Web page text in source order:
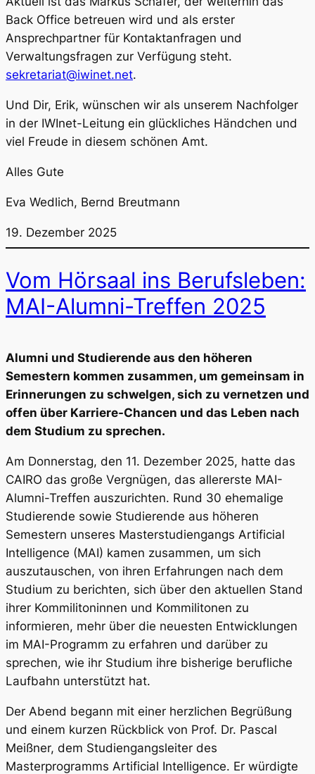
Back Office betreuen wird und als erster
Ansprechpartner für Kontaktanfragen und
Verwaltungsfragen zur Verfügung steht.
sekretariat@iwinet.net.
Und Dir, Erik, wünschen wir als unserem Nachfolger
in der IWInet-Leitung ein glückliches Händchen und
viel Freude in diesem schönen Amt.
Alles Gute
Eva Wedlich, Bernd Breutmann
19. Dezember 2025
Vom Hörsaal ins Berufsleben:
MAI-Alumni-Treffen 2025
Alumni und Studierende aus den höheren
Semestern kommen zusammen, um gemeinsam in
Erinnerungen zu schwelgen, sich zu vernetzen und
offen über Karriere-Chancen und das Leben nach
dem Studium zu sprechen.
Am Donnerstag, den 11. Dezember 2025, hatte das
CAIRO das große Vergnügen, das allererste MAI-
Alumni-Treffen auszurichten. Rund 30 ehemalige
Studierende sowie Studierende aus höheren
Semestern unseres Masterstudiengangs Artificial
Intelligence (MAI) kamen zusammen, um sich
auszutauschen, von ihren Erfahrungen nach dem
Studium zu berichten, sich über den aktuellen Stand
ihrer Kommilitoninnen und Kommilitonen zu
informieren, mehr über die neuesten Entwicklungen
im MAI-Programm zu erfahren und darüber zu
sprechen, wie ihr Studium ihre bisherige berufliche
Laufbahn unterstützt hat.
Der Abend begann mit einer herzlichen Begrüßung
und einem kurzen Rückblick von Prof. Dr. Pascal
Meißner, dem Studiengangsleiter des
Masterprogramms Artificial Intelligence. Er würdigte